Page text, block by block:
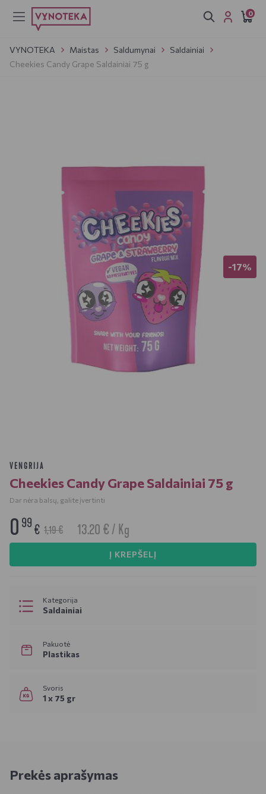
0
VYNOTEKA Maistas Saldumynai
Saldainiai
Cheekies Candy Grape Saldainiai 75 g
-17%
VENGRIJA
Cheekies Candy Grape Saldainiai 75 g
Dar nėra balsų, galite įvertinti
0 99€ 1,19 € 13.20 € / Kg
Į KREPŠELĮ
Kategorija
Saldainiai
Pakuotė
Plastikas
Svoris
1 x 75 gr
Prekės aprašymas